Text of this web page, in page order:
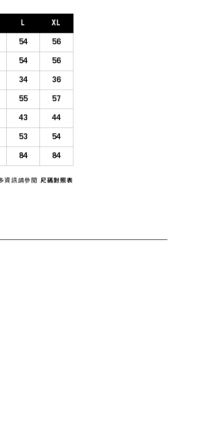
L XL
54 56
54 56
34 36
55 57
43 44
53 54
84 84
資訊請參閱 尺碼對照表